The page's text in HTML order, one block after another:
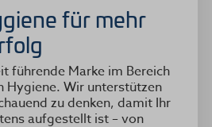
für mehr
führende Marke im Bereich
Hygiene. Wir unterstützen
zu denken, damit Ihr
aufgestellt ist – von